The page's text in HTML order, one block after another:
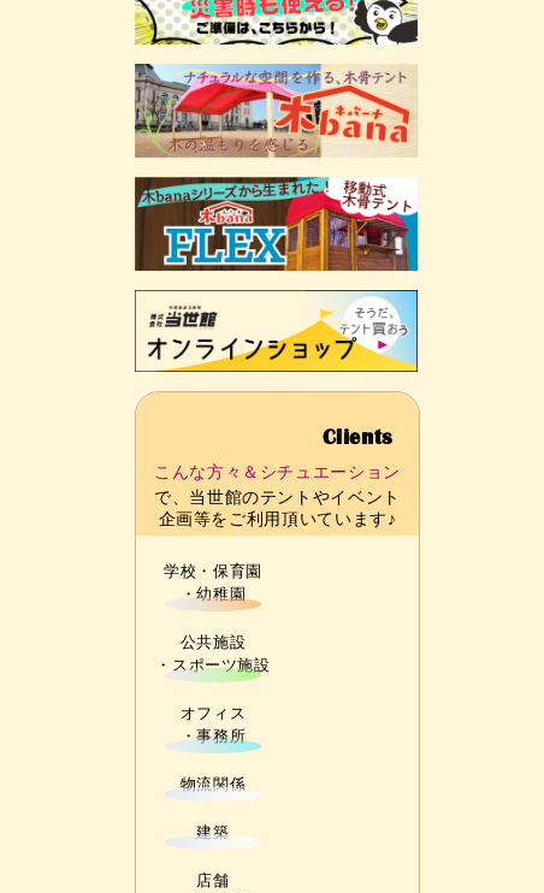
Clients
こんな方々＆シチュエーション
で、当世館のテント やイベント
企画等をご利用頂いています♪
学校・保育園
・幼稚園
公共施設
・スポーツ施設
オフィス
・事務所
物流関係
建築
店舗